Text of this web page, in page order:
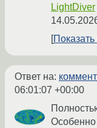
LightDiver
Показать
Ответ на:
06:01:07 +00:00
Особенно